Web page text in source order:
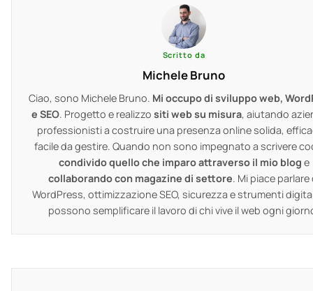
Scritto da
Michele Bruno
Ciao, sono Michele Bruno. Mi occupo di sviluppo web,
e SEO. Progetto e realizzo siti web su misura, aiutando
professionisti a costruire una presenza online solida,
facile da gestire. Quando non sono impegnato a scrivere
condivido quello che imparo attraverso il mio blog e
collaborando con magazine di settore. Mi piace parlare
WordPress, ottimizzazione SEO, sicurezza e strumenti
possono semplificare il lavoro di chi vive il web ogni